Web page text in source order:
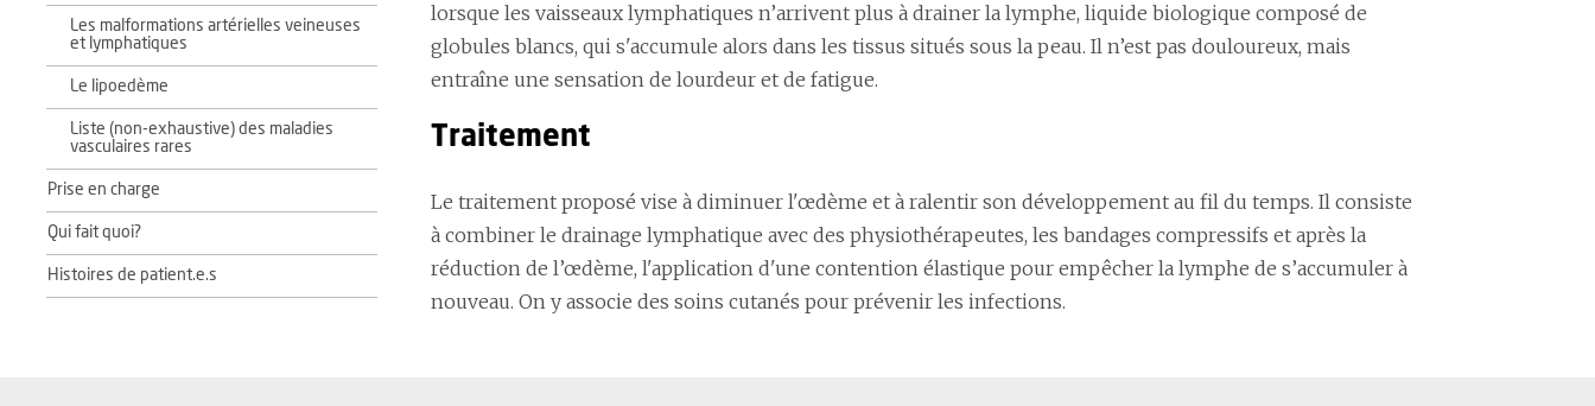
Les malformations artérielles veineuses
et lymphatiques
Le lipoedème
Liste (non-exhaustive) des maladies
vasculaires rares
Prise en charge
Qui fait quoi?
Histoires de patient.e.s
lorsque les vaisseaux lymphatiques n’arrivent plus à drainer la lymphe, liquide biologique composé de
globules blancs, qui s'accumule alors dans les tissus situés sous la peau. Il n’est pas douloureux, mais
entraîne une sensation de lourdeur et de fatigue.
Traitement
Le traitement proposé vise à diminuer l'œdème et à ralentir son développement au fil du temps. Il consiste
à combiner le drainage lymphatique avec des physiothérapeutes, les bandages compressifs et après la
réduction de l’œdème, l'application d'une contention élastique pour empêcher la lymphe de s’accumuler à
nouveau. On y associe des soins cutanés pour prévenir les infections.